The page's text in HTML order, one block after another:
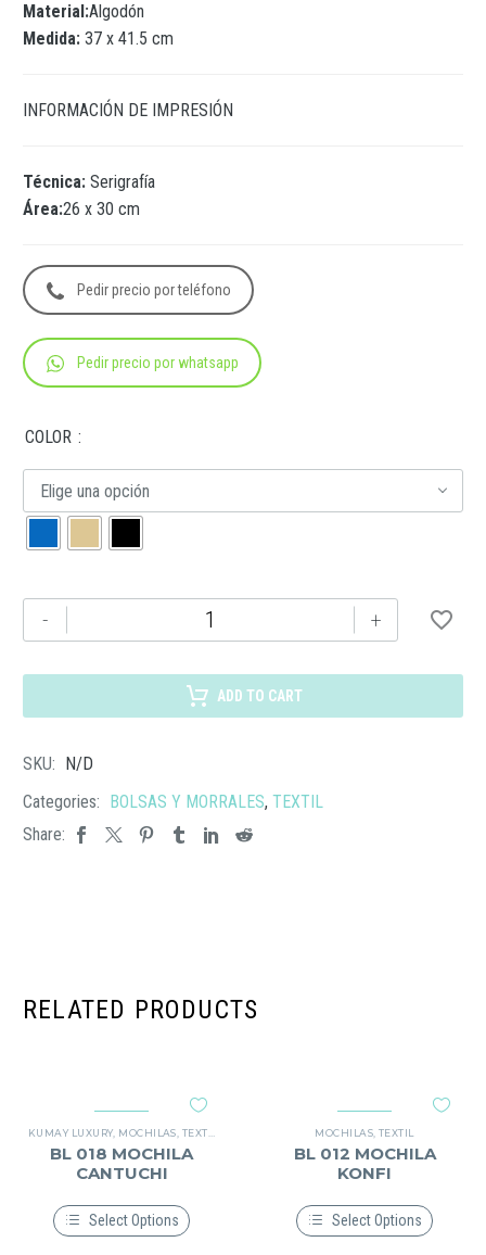
Material:Algodón
Medida: 37 x 41.5 cm
INFORMACIÓN DE IMPRESIÓN
Técnica: Serigrafía
Área:26 x 30 cm
Pedir precio por teléfono
Pedir precio por whatsapp
COLOR
Elige una opción
-
210
SLIM
+
ADD TO CART
SKU: N/D
Categories: BOLSAS Y MORRALES, TEXTIL
Share:
RELATED PRODUCTS
KUMAY LUXURY MOCHILAS TEXTIL
BL 018 MOCHILA
CANTUCHI
Select Options
Este
MOCHILAS TEXTIL
BL 012 MOCHILA
KONFI
Select Options
Este